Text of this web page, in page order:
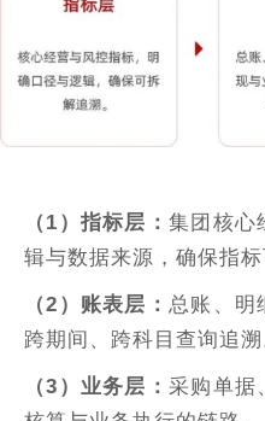
（1）指标层： 集团核心
辑与数据来源，确保指标
（2）账表层： 总账、明
跨期间、跨科目查询追溯
（3）业务层： 采购单据